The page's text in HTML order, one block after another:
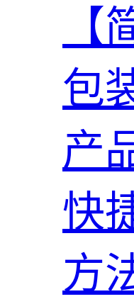
【
包
产
快
方